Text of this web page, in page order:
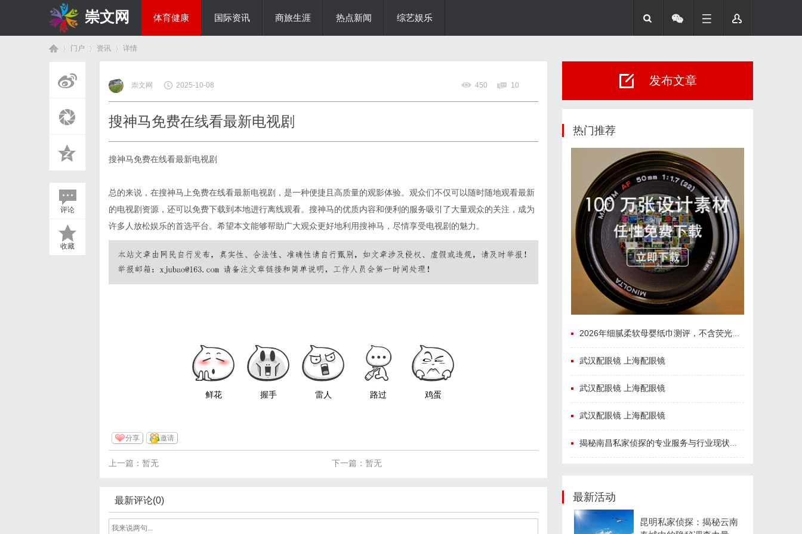
崇文网 体育健康 国际资讯 商旅生涯 热点新闻 综艺娱乐
门户 资讯
›
详情
评论
收藏
崇文网 2025-10-08 450 10
搜神马免费在线看最新电视剧
搜神马免费在线看最新电视剧
总的来说，在搜神马上免费在线看最新电视剧，是一种便捷且高质量的观影体验。观众们不仅可以随时随地观看最新
的电视剧资源，还可以免费下载到本地进行离线观看。搜神马的优质内容和便利的服务吸引了大量观众的关注，成为
许多人放松娱乐的首选平台。希望本文能够帮助广大观众更好地利用搜神马，尽情享受电视剧的魅力。
鲜花 握手 雷人 路过 鸡蛋
分享 邀请
下一篇：暂无
上一篇：暂无
最新评论(0)
发布文章
热门推荐
2026年细腻柔软母婴纸巾测评，不含荧光剂实测推荐
武汉配眼镜 上海配眼镜
武汉配眼镜 上海配眼镜
武汉配眼镜 上海配眼镜
揭秘南昌私家侦探的专业服务与行业现状全面解析
最新活动
昆明私家侦探：揭秘云南